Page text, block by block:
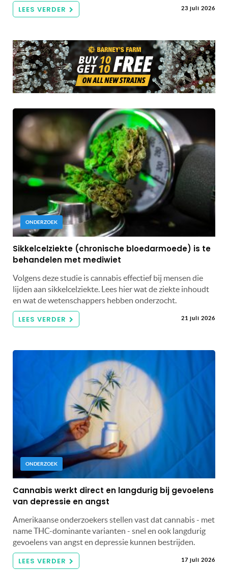
LEES VERDER 23 juli 2026
ONDERZOEK
Sikkelcelziekte (chronische bloedarmoede) is te
behandelen met mediwiet
Volgens deze studie is cannabis effectief bij mensen die
lijden aan sikkelcelziekte. Lees hier wat de ziekte inhoudt
en wat de wetenschappers hebben onderzocht.
LEES VERDER 21 juli 2026
ONDERZOEK
Cannabis werkt direct en langdurig bij gevoelens
van depressie en angst
Amerikaanse onderzoekers stellen vast dat cannabis - met
name THC-dominante varianten - snel en ook langdurig
gevoelens van angst en depressie kunnen bestrijden.
LEES VERDER 17 juli 2026